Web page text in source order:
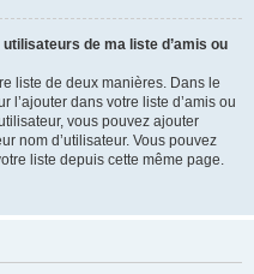
de ma liste d’amis ou
liste de deux manières. Dans le
l’ajouter dans votre liste d’amis ou
vous pouvez ajouter
nom d’utilisateur. Vous pouvez
liste depuis cette même page.